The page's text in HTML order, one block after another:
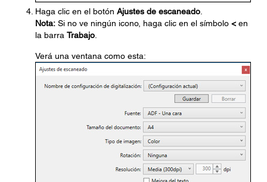
Haga clic en el botón Ajustes de escaneado
Nota: Si no ve ningún icono, haga clic en el símbolo < en
la barra Trabajo
Verá una ventana como esta: